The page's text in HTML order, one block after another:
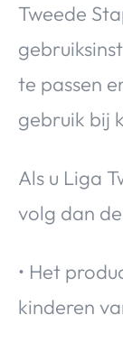
Tweede
te passen
gebruik bij
Als u Liga
volg dan
• Het
kinderen